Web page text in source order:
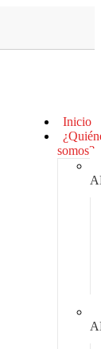
Inicio
somos?